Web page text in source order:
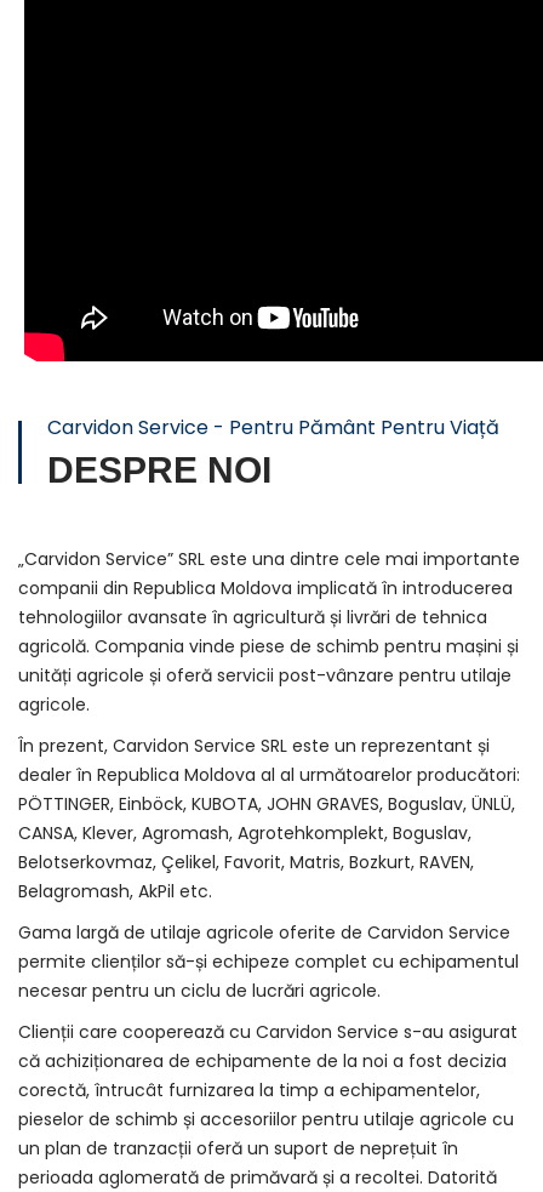
Carvidon Service - Pentru Pământ Pentru Viață
DESPRE NOI
„Carvidon Service” SRL este una dintre cele mai importante
companii din Republica Moldova implicată în introducerea
tehnologiilor avansate în agricultură și livrări de tehnica
agricolă. Compania vinde piese de schimb pentru mașini și
unități agricole și oferă servicii post-vânzare pentru utilaje
agricole.
În prezent, Carvidon Service SRL este un reprezentant și
dealer în Republica Moldova al al următoarelor producători:
PÖTTINGER, Einböck, KUBOTA, JOHN GRAVES, Boguslav, ÜNLÜ,
CANSA, Klever, Agromash, Agrotehkomplekt, Boguslav,
Belotserkovmaz, Çelikel, Favorit, Matris, Bozkurt, RAVEN,
Belagromash, AkPil etc.
Gama largă de utilaje agricole oferite de Carvidon Service
permite clienților să-și echipeze complet cu echipamentul
necesar pentru un ciclu de lucrări agricole.
Clienții care cooperează cu Carvidon Service s-au asigurat
că achiziționarea de echipamente de la noi a fost decizia
corectă, întrucât furnizarea la timp a echipamentelor,
pieselor de schimb și accesoriilor pentru utilaje agricole cu
un plan de tranzacții oferă un suport de neprețuit în
perioada aglomerată de primăvară și a recoltei. Datorită